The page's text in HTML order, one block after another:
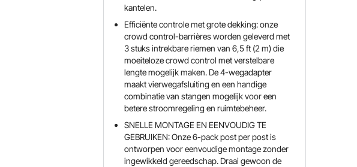
kantelen.
Efficiënte controle met grote dekking: onze
crowd control-barrières worden geleverd met
3 stuks intrekbare riemen van 6,5 ft (2 m) die
moeiteloze crowd control met verstelbare
lengte mogelijk maken. De 4-wegadapter
maakt vierwegafsluiting en een handige
combinatie van stangen mogelijk voor een
betere stroomregeling en ruimtebeheer.
SNELLE MONTAGE EN EENVOUDIG TE
GEBRUIKEN: Onze 6-pack post per post is
ontworpen voor eenvoudige montage zonder
ingewikkeld gereedschap. Draai gewoon de